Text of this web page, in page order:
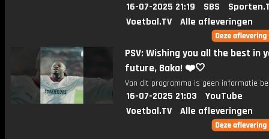
16-07-2025 21:19 SBS
Voetbal.TV
Alle afleveringen
PSV: Wishing you all the best in
future, Baka! ❤️🤍
Van dit programma is geen informatie
16-07-2025 21:03
YouTube
Voetbal.TV
Alle afleveringen